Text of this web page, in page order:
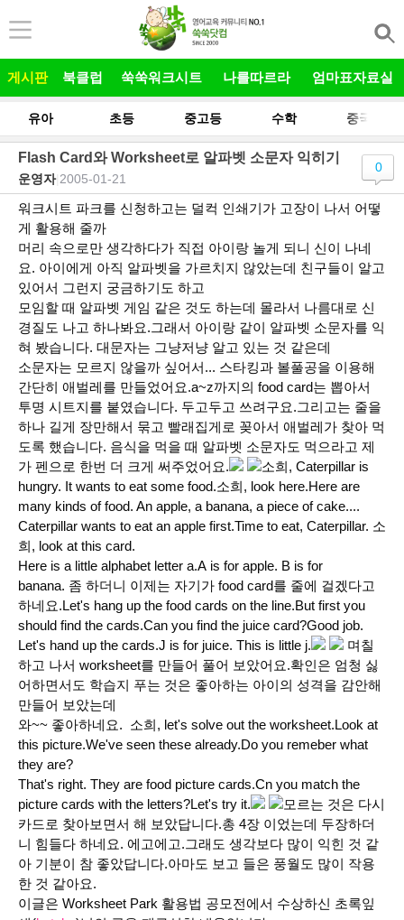
게시판 북클럽 쑥쑥워크시트 나를따르라 엄마표자료실
유아 초등 중고등 수학 중국어
Flash Card와 Worksheet로 알파벳 소문자 익히기
운영자| 2005-01-21
0
워크시트 파크를 신청하고는 덜컥 인쇄기가 고장이 나서 어떻
게 활용해 줄까
머리 속으로만 생각하다가 직접 아이랑 놀게 되니 신이 나네
요. 아이에게 아직 알파벳을 가르치지 않았는데 친구들이 알고
있어서 그런지 궁금하기도 하고
모임할 때 알파벳 게임 같은 것도 하는데 몰라서 나름대로 신
경질도 나고 하나봐요.그래서 아이랑 같이 알파벳 소문자를 익
혀 봤습니다. 대문자는 그냥저냥 알고 있는 것 같은데
소문자는 모르지 않을까 싶어서... 스타킹과 볼풀공을 이용해
간단히 애벌레를 만들었어요.a~z까지의 food card는 뽑아서
투명 시트지를 붙였습니다. 두고두고 쓰려구요.그리고는 줄을
하나 길게 장만해서 묶고 빨래집게로 꽂아서 애벌레가 찾아 먹
도록 했습니다. 음식을 먹을 때 알파벳 소문자도 먹으라고 제
가 펜으로 한번 더 크게 써주었어요.
소희, Caterpillar is
hungry. It wants to eat some food.소희, look here.Here are
many kinds of food. An apple, a banana, a piece of cake....
Caterpillar wants to eat an apple first.Time to eat, Caterpillar. 소
희, look at this card.
Here is a little alphabet letter a.A is for apple. B is for
banana. 좀 하더니 이제는 자기가 food card를 줄에 걸겠다고
하네요.Let's hang up the food cards on the line.But first you
should find the cards.Can you find the juice card?Good job.
Let's hand up the cards.J is for juice. This is little j.
며칠
하고 나서 worksheet를 만들어 풀어 보았어요.확인은 엄청 싫
어하면서도 학습지 푸는 것은 좋아하는 아이의 성격을 감안해
만들어 보았는데
와~~ 좋아하네요. 소희, let's solve out the worksheet.Look at
this picture.We've seen these already.Do you remeber what
they are?
That's right. They are food picture cards.Cn you match the
picture cards with the letters?Let's try it.
모르는 것은 다시
카드로 찾아보면서 해 보았답니다.총 4장 이었는데 두장하더
니 힘들다 하네요. 에고에고.그래도 생각보다 많이 익힌 것 같
아 기분이 참 좋았답니다.아마도 보고 들은 풍월도 많이 작용
한 것 같아요.
이글은 Worksheet Park 활용법 공모전에서 수상하신 초록잎